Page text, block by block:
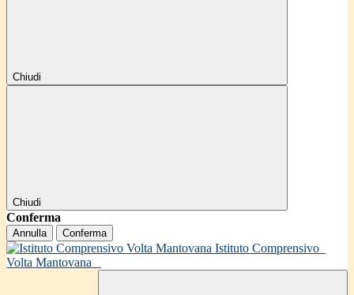
Chiudi
Chiudi
Conferma
Annulla Conferma
Istituto Comprensivo
Volta Mantovana